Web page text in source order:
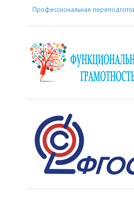
Профессиональная